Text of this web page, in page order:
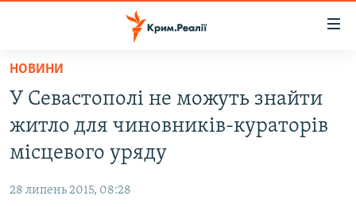
Перейти
основного
матеріалу
Перейти
до
основної
ВІДЕО ТА ФОТО
БЛОГИ
НОВИНИ
У Севастополі не можуть знайти
житло для чиновників-кураторів
місцевого уряду
28 липень 2015, 08:28